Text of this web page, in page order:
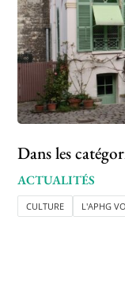
Dans les
ACTUALITÉS
CULTURE L'APHG